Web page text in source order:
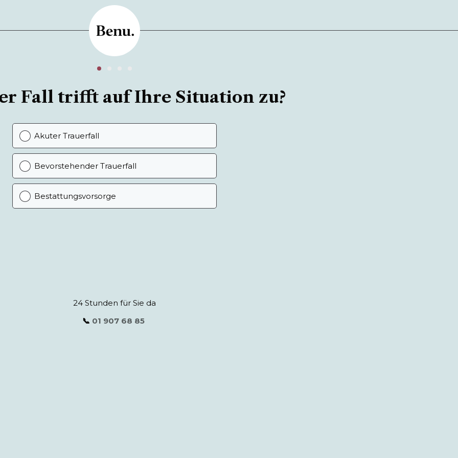
Fall trifft auf Ihre Situation zu?
Akuter Trauerfall
Bevorstehender Trauerfall
Bestattungsvorsorge
24 Stunden für Sie da
📞 01 907 68 85